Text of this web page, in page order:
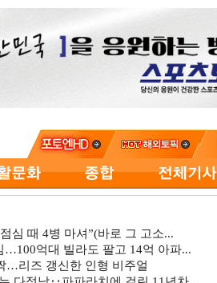
심 때 4병 마셔”(바로 그 고소...
억대 빌라도 팔고 14억 아파...
…리즈 갱신한 인형 비주얼